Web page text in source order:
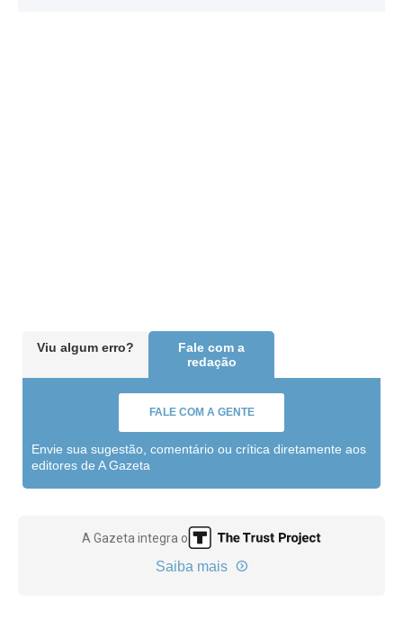
Viu algum erro?
Fale com a
redação
FALE COM A GENTE
Envie sua sugestão, comentário ou crítica diretamente aos
editores de A Gazeta
A Gazeta integra o
Saiba mais